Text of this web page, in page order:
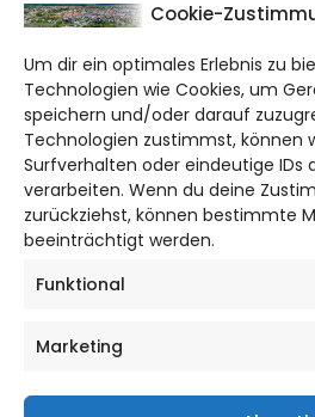
Cookie-
Um dir ein optimales Erlebnis zu
Technologien wie Cookies, um
speichern und/oder darauf
Technologien zustimmst, können
Surfverhalten oder eindeutige IDs
verarbeiten. Wenn du deine
zurückziehst, können bestimmte
beeinträchtigt werden.
Funktional
Marketing